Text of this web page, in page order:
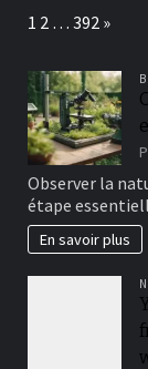
Page:
1 2 … 392 Next
»
Observer la
étape
En savoir plus